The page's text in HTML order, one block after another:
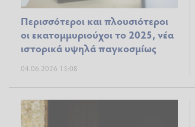
Περισσότεροι και πλουσιότεροι
οι εκατομμυριούχοι το 2025, νέα
ιστορικά υψηλά παγκοσμίως
04.06.2026 13:08